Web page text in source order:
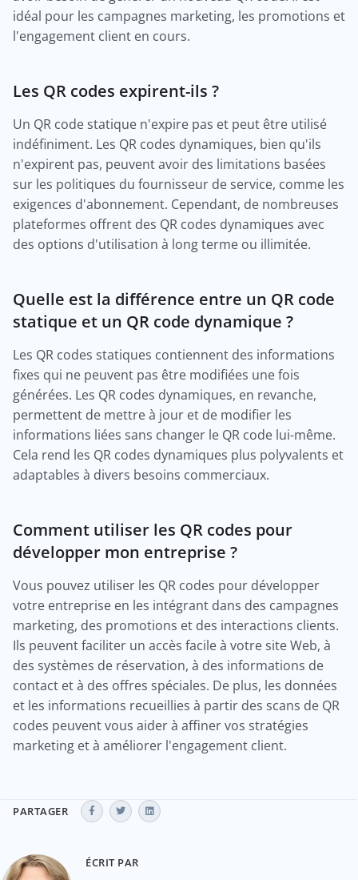
idéal pour les campagnes marketing, les promotions et
l'engagement client en cours.
Les QR codes expirent-ils ?
Un QR code statique n'expire pas et peut être utilisé
indéfiniment. Les QR codes dynamiques, bien qu'ils
n'expirent pas, peuvent avoir des limitations basées
sur les politiques du fournisseur de service, comme les
exigences d'abonnement. Cependant, de nombreuses
plateformes offrent des QR codes dynamiques avec
des options d'utilisation à long terme ou illimitée.
Quelle est la différence entre un QR code
statique et un QR code dynamique ?
Les QR codes statiques contiennent des informations
fixes qui ne peuvent pas être modifiées une fois
générées. Les QR codes dynamiques, en revanche,
permettent de mettre à jour et de modifier les
informations liées sans changer le QR code lui-même.
Cela rend les QR codes dynamiques plus polyvalents et
adaptables à divers besoins commerciaux.
Comment utiliser les QR codes pour
développer mon entreprise ?
Vous pouvez utiliser les QR codes pour développer
votre entreprise en les intégrant dans des campagnes
marketing, des promotions et des interactions clients.
Ils peuvent faciliter un accès facile à votre site Web, à
des systèmes de réservation, à des informations de
contact et à des offres spéciales. De plus, les données
et les informations recueillies à partir des scans de QR
codes peuvent vous aider à affiner vos stratégies
marketing et à améliorer l'engagement client.
PARTAGER
ÉCRIT PAR